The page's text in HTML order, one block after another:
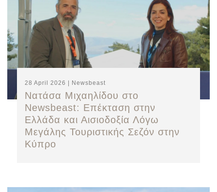
28 April 2026 | Newsbeast
Νατάσα Μιχαηλίδου στο
Newsbeast: Επέκταση στην
Ελλάδα και Αισιοδοξία Λόγω
Μεγάλης Τουριστικής Σεζόν στην
Κύπρο